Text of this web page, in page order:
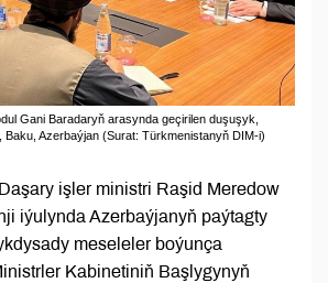
Gani Baradaryň arasynda geçirilen duşuşyk,
Baku, Azerbaýjan (Surat: Türkmenistanyň DIM-i)
işler ministri Raşid Meredow
iýulynda Azerbaýjanyň paýtagty
meseleler boýunça
Kabinetiniň Başlygynyň